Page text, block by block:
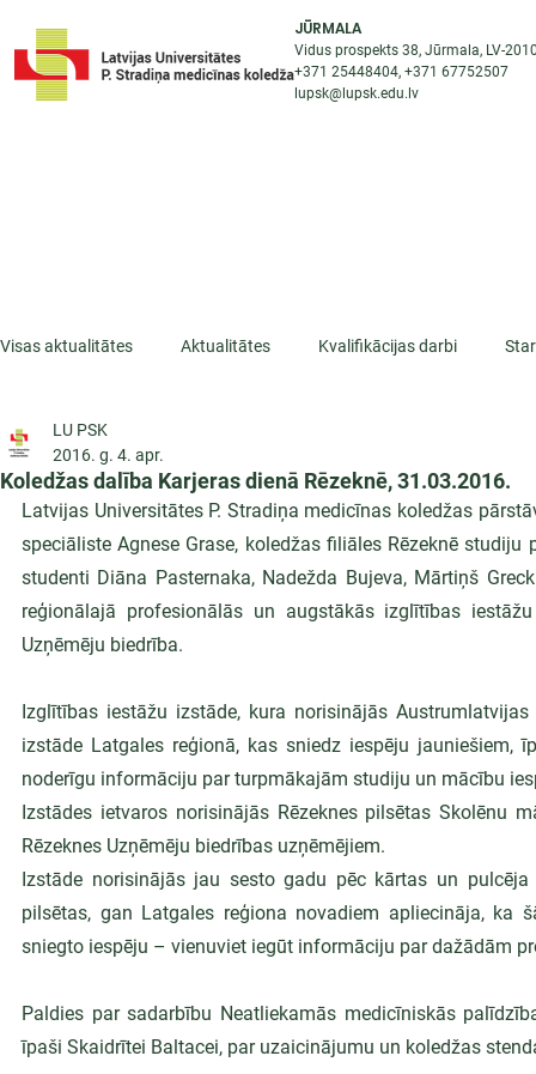
JŪRMALA
Vidus prospekts 38, Jūrmala, LV-
+371 25448404, +371 67752507
lupsk@lupsk.edu.lv
Visas aktualitātes Aktualitātes Kvalifikācijas darbi
ESF projekti
Koledžas dalība Karjeras dienā Rēzeknē, 31.03.2016.
LU PSK
2016. g. 4. apr.
Latvijas Universitātes P. Stradiņa medicīnas koledžas
speciāliste Agnese Grase, koledžas filiāles Rēzeknē
studenti Diāna Pasternaka, Nadežda Bujeva, Mārtiņš
reģionālajā profesionālās un augstākās izglītības
Uzņēmēju biedrība.
Izglītības iestāžu izstāde, kura norisinājās
izstāde Latgales reģionā, kas sniedz iespēju
noderīgu informāciju par turpmākajām studiju un mācību
Izstādes ietvaros norisinājās Rēzeknes pilsētas Skolēnu
Rēzeknes Uzņēmēju biedrības uzņēmējiem.
Izstāde norisinājās jau sesto gadu pēc kārtas un
pilsētas, gan Latgales reģiona novadiem apliecināja, ka
sniegto iespēju – vienuviet iegūt informāciju par dažādām
Paldies par sadarbību Neatliekamās medicīniskās
īpaši Skaidrītei Baltacei, par uzaicinājumu un koledžas